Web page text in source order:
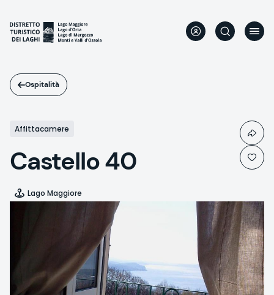
contenuto
principale
Ospitalità
Affittacamere
Castello 40
Lago Maggiore